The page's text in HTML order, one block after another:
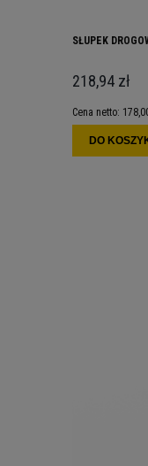
SŁUPEK
218,94 zł
Cena netto:
DO